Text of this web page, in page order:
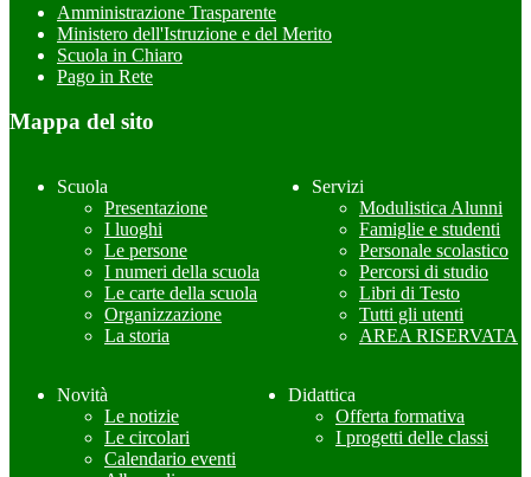
Amministrazione Trasparente
Ministero dell'Istruzione e del Merito
Scuola in Chiaro
Pago in Rete
Mappa del sito
Scuola
Presentazione
I luoghi
Le persone
I numeri della scuola
Le carte della scuola
Organizzazione
La storia
Servizi
Modulistica Alunni
Famiglie e studenti
Personale scolastico
Percorsi di studio
Libri di Testo
Tutti gli utenti
AREA RISERVATA
Novità
Le notizie
Le circolari
Calendario eventi
Didattica
Offerta formativa
I progetti delle classi